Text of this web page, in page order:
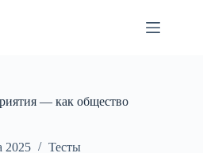
— как общество
2025 Тесты